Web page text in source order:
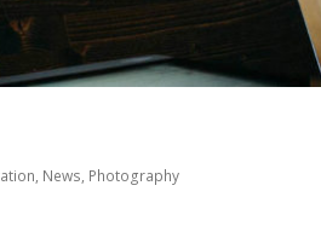
, News, Photography